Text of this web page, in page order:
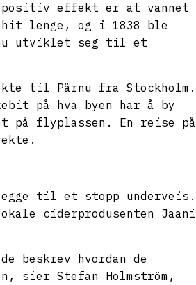
positiv effekt er at vannet
hit lenge, og i 1838 ble
utviklet seg til et
til Pärnu fra Stockholm.
på hva byen har å by
flyplassen. En reise på
til et stopp underveis.
ciderprodusenten Jaani
beskrev hvordan de
sier Stefan Holmström,